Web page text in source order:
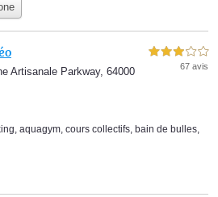
Artisanale Parkway, 64000
3,0 étoiles sur 5
67 avis
aquagym cours collectifs bain de bulles